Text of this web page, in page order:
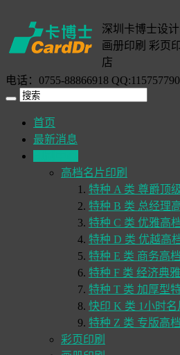
深圳卡博士设
画册印刷 彩页
店
电话：0755-88866918
首页
最新消息
高档名片印刷
特种 A 类 尊爵顶
特种 B 类 总经理
特种 C 类 优雅高
特种 D 类 优越高
特种 E 类 商务高
特种 F 类 经济典
特种 T 类 加厚型
快印 K 类 1小时名
特种 Z 类 专版高
彩页印刷